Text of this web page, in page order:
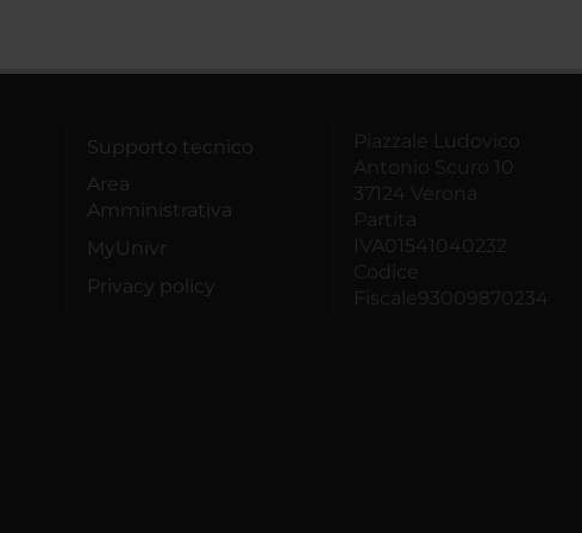
Supporto tecnico
Area
Amministrativa
MyUnivr
Privacy policy
Piazzale Ludovico
Antonio Scuro 10
37124 Verona
Partita
IVA01541040232
Codice
Fiscale93009870234